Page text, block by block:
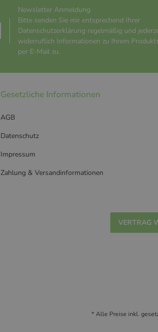
Newsletter Anmeldung
Bitte senden Sie mir entsprechend Ihrer
Datenschutzerklärung regelmäßig und
widerruflich Informationen zu Ihrem
per E-Mail zu.
Gesetzliche Informationen
AGB
Datenschutz
Impressum
Zahlung & Versandinformationen
VERTRAG
* Alle Preise inkl.